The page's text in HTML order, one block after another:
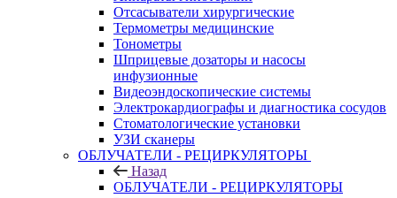
Отсасыватели хирургические
Термометры медицинские
Тонометры
Шприцевые дозаторы и насосы
инфузионные
Видеоэндоскопические системы
Электрокардиографы и диагностика сосудов
Стоматологические установки
УЗИ сканеры
ОБЛУЧАТЕЛИ - РЕЦИРКУЛЯТОРЫ
Назад
ОБЛУЧАТЕЛИ - РЕЦИРКУЛЯТОРЫ